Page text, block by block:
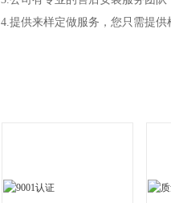
4.提供来样定做服务，您只需提